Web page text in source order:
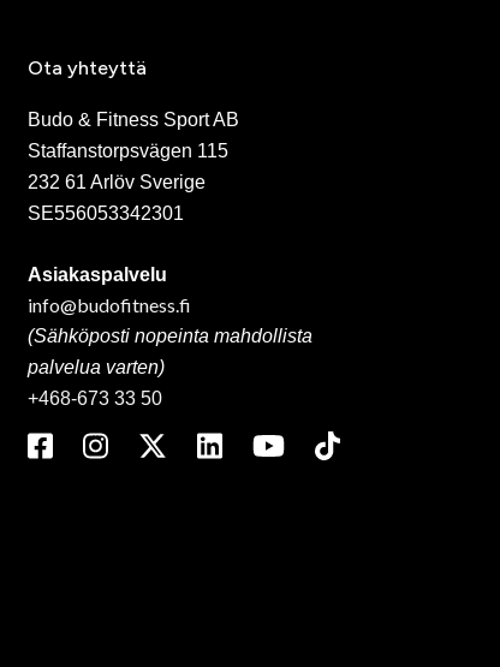
Ota yhteyttä
Budo & Fitness Sport AB
Staffanstorpsvägen 115
232 61 Arlöv Sverige
SE556053342301
Asiakaspalvelu
info@budofitness.fi
(Sähköposti nopeinta mahdollista
palvelua varten)
+468-673 33 50